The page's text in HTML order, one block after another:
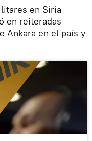
en Siria
en reiteradas
Ankara en el país y